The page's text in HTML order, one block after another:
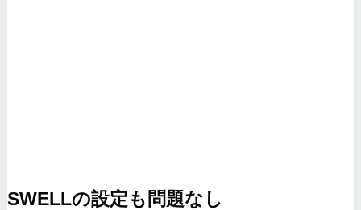
SWELLの設定も問題なし